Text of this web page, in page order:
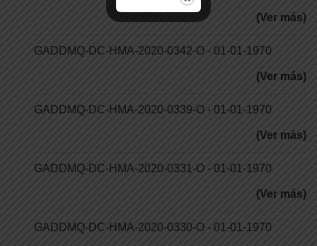
(Ver más)
GADDMQ-DC-HMA-2020-0342-O - 01-01-1970
(Ver más)
GADDMQ-DC-HMA-2020-0339-O - 01-01-1970
(Ver más)
GADDMQ-DC-HMA-2020-0331-O - 01-01-1970
(Ver más)
GADDMQ-DC-HMA-2020-0330-O - 01-01-1970